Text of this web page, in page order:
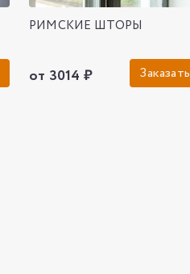
РИМСКИЕ ШТОРЫ
от 3014 ₽ Заказать